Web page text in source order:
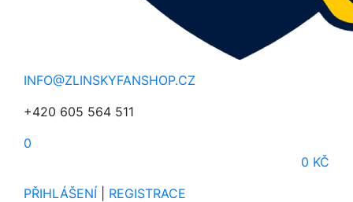
INFO@ZLINSKYFANSHOP.CZ
+420 605 564 511
0
0 KČ
PŘIHLÁŠENÍ
REGISTRACE